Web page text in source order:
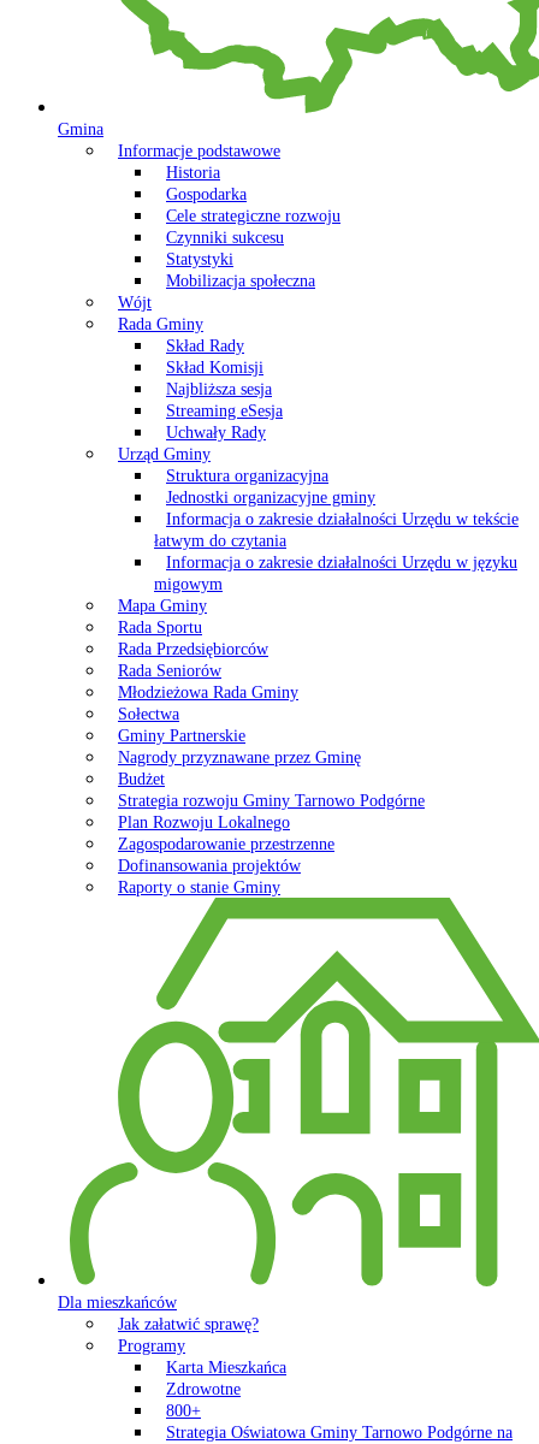
Gmina
Informacje podstawowe
Historia
Gospodarka
Cele strategiczne rozwoju
Czynniki sukcesu
Statystyki
Mobilizacja społeczna
Wójt
Rada Gminy
Skład Rady
Skład Komisji
Najbliższa sesja
Streaming eSesja
Uchwały Rady
Urząd Gminy
Struktura organizacyjna
Jednostki organizacyjne gminy
Informacja o zakresie działalności Urzędu w tekście
łatwym do czytania
Informacja o zakresie działalności Urzędu w języku
migowym
Mapa Gminy
Rada Sportu
Rada Przedsiębiorców
Rada Seniorów
Młodzieżowa Rada Gminy
Sołectwa
Gminy Partnerskie
Nagrody przyznawane przez Gminę
Budżet
Strategia rozwoju Gminy Tarnowo Podgórne
Plan Rozwoju Lokalnego
Zagospodarowanie przestrzenne
Dofinansowania projektów
Raporty o stanie Gminy
Dla mieszkańców
Jak załatwić sprawę?
Programy
Karta Mieszkańca
Zdrowotne
800+
Strategia Oświatowa Gminy Tarnowo Podgórne na